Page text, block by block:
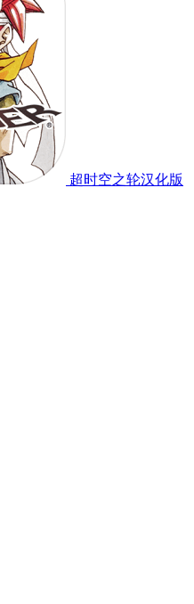
超时空之轮汉化版